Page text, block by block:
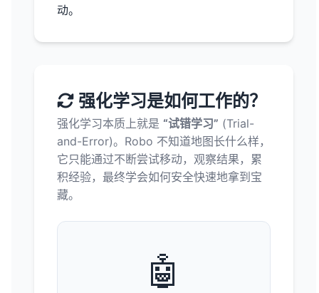
动。
强化学习是如何工作的？
强化学习本质上就是 “试错学习” (Trial-
and-Error)。Robo 不知道地图长什么样，
它只能通过不断尝试移动，观察结果，累
积经验，最终学会如何安全快速地拿到宝
藏。
🤖